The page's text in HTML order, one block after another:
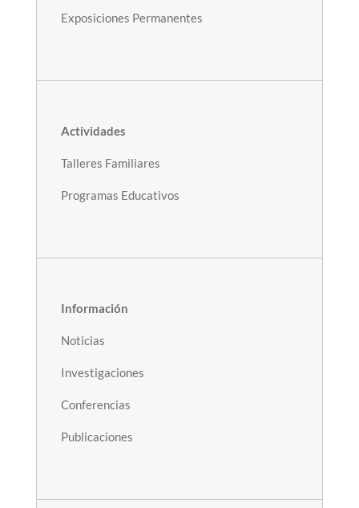
Exposiciones Permanentes
Actividades
Talleres Familiares
Programas Educativos
Información
Noticias
Investigaciones
Conferencias
Publicaciones